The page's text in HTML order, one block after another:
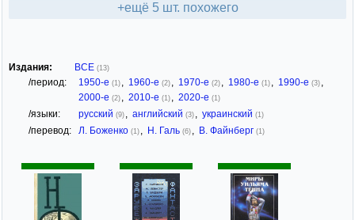
+ещё 5 шт. похожего
Издания: ВСЕ (13)
/период: 1950-е (1) , 1960-е (2) , 1970-е (2) , 1980-е (1) , 1990-е (3) ,
2000-е (2) , 2010-е (1) , 2020-е (1)
/языки: русский (9) , английский (3) , украинский (1)
/перевод: Л. Боженко (1) , Н. Галь (6) , В. Файнберг (1)